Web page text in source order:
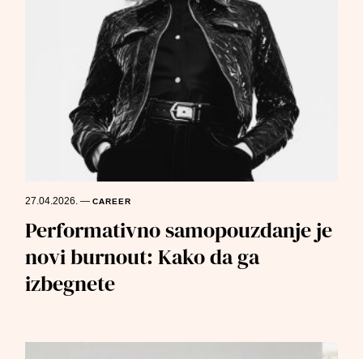
27.04.2026.—CAREER
Performativno samopouzdanje je
novi burnout: Kako da ga
izbegnete